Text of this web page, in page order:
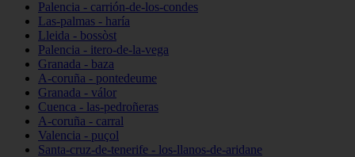
Palencia - carrión-de-los-condes
Las-palmas - haría
Lleida - bossòst
Palencia - itero-de-la-vega
Granada - baza
A-coruña - pontedeume
Granada - válor
Cuenca - las-pedroñeras
A-coruña - carral
Valencia - puçol
Santa-cruz-de-tenerife - los-llanos-de-aridane